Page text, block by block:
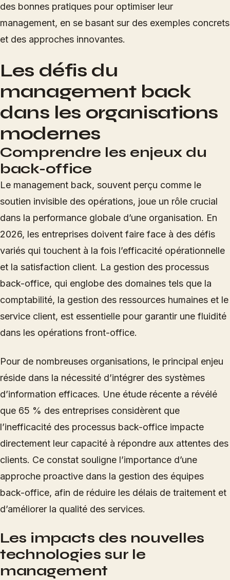
des bonnes pratiques pour optimiser leur
management, en se basant sur des exemples concrets
et des approches innovantes.
Les défis du
management back
dans les organisations
modernes
Comprendre les enjeux du
back-office
Le management back, souvent perçu comme le
soutien invisible des opérations, joue un rôle crucial
dans la performance globale d’une organisation. En
2026, les entreprises doivent faire face à des défis
variés qui touchent à la fois l’efficacité opérationnelle
et la satisfaction client. La gestion des processus
back-office, qui englobe des domaines tels que la
comptabilité, la gestion des ressources humaines et le
service client, est essentielle pour garantir une fluidité
dans les opérations front-office.
Pour de nombreuses organisations, le principal enjeu
réside dans la nécessité d’intégrer des systèmes
d’information efficaces. Une étude récente a révélé
que 65 % des entreprises considèrent que
l’inefficacité des processus back-office impacte
directement leur capacité à répondre aux attentes des
clients. Ce constat souligne l’importance d’une
approche proactive dans la gestion des équipes
back-office, afin de réduire les délais de traitement et
d’améliorer la qualité des services.
Les impacts des nouvelles
technologies sur le
management